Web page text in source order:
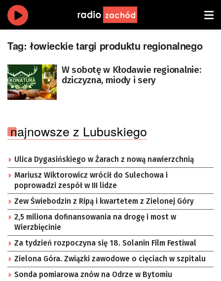
Tag: łowieckie targi produktu regionalnego
W sobotę w Kłodawie regionalnie:
dziczyzna, miody i sery
najnowsze z Lubuskiego
Ulica Dygasińskiego w Żarach z nową nawierzchnią
Mariusz Wiktorowicz wrócił do Sulechowa i
poprowadzi zespół w III lidze
Zew Świebodzin z Ripą i kwartetem z Zielonej Góry
2,5 miliona dofinansowania na drogę i most w
Wierzbięcinie
Za tydzień rozpoczyna się 18. Solanin Film Festiwal
Zielona Góra. Związki zawodowe o cięciach w szpitalu
Sonda pomiarowa znów na Odrze w Bytomiu